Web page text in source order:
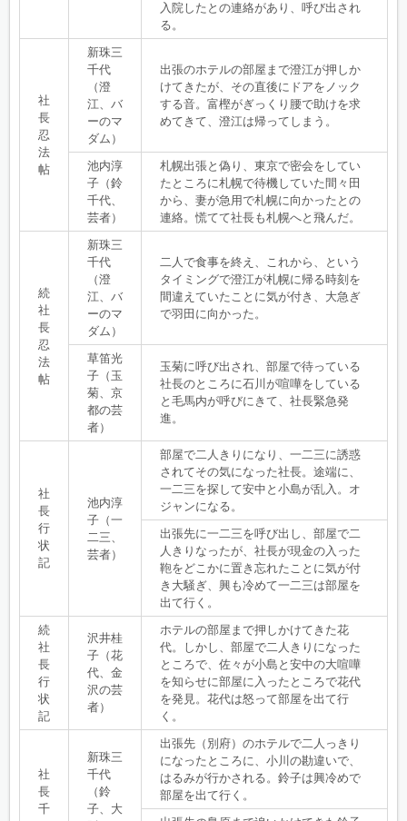
入院したとの連絡があり、呼び出され
る。
社
長
忍
法
帖
新珠三
千代
（澄
江、バ
ーのマ
ダム）
出張のホテルの部屋まで澄江が押しか
けてきたが、その直後にドアをノック
する音。富樫がぎっくり腰で助けを求
めてきて、澄江は帰ってしまう。
池内淳
子（鈴
千代、
芸者）
札幌出張と偽り、東京で密会をしてい
たところに札幌で待機していた間々田
から、妻が急用で札幌に向かったとの
連絡。慌てて社長も札幌へと飛んだ。
続
社
長
忍
法
帖
新珠三
千代
（澄
江、バ
ーのマ
ダム）
二人で食事を終え、これから、という
タイミングで澄江が札幌に帰る時刻を
間違えていたことに気が付き、大急ぎ
で羽田に向かった。
草笛光
子（玉
菊、京
都の芸
者）
玉菊に呼び出され、部屋で待っている
社長のところに石川が喧嘩をしている
と毛馬内が呼びにきて、社長緊急発
進。
社
長
行
状
記
池内淳
子（一
二三、
芸者）
部屋で二人きりになり、一二三に誘惑
されてその気になった社長。途端に、
一二三を探して安中と小島が乱入。オ
ジャンになる。
出張先に一二三を呼び出し、部屋で二
人きりなったが、社長が現金の入った
鞄をどこかに置き忘れたことに気が付
き大騒ぎ、興も冷めて一二三は部屋を
出て行く。
続
社
長
行
状
記
沢井桂
子（花
代、金
沢の芸
者）
ホテルの部屋まで押しかけてきた花
代。しかし、部屋で二人きりになった
ところで、佐々が小島と安中の大喧嘩
を知らせに部屋に入ったところで花代
を発見。花代は怒って部屋を出て行
く。
社
長
千
新珠三
千代
（鈴
子、大
出張先（別府）のホテルで二人っきり
になったところに、小川の勘違いで、
はるみが行かされる。鈴子は興冷めで
部屋を出て行く。